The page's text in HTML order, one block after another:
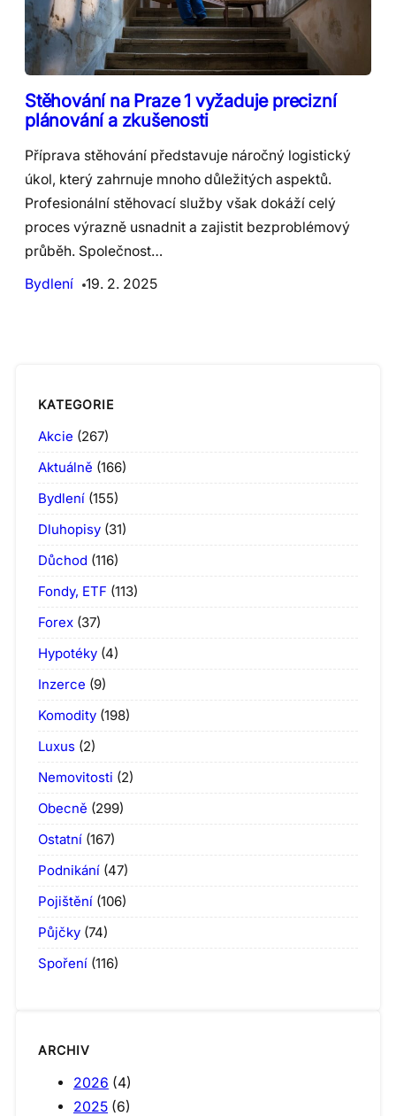
Stěhování na Praze 1 vyžaduje precizní
plánování a zkušenosti
Příprava stěhování představuje náročný logistický
úkol, který zahrnuje mnoho důležitých aspektů.
Profesionální stěhovací služby však dokáží celý
proces výrazně usnadnit a zajistit bezproblémový
průběh. Společnost…
Bydlení
19. 2. 2025
KATEGORIE
Akcie (267)
Aktuálně (166)
Bydlení (155)
Dluhopisy (31)
Důchod (116)
Fondy, ETF (113)
Forex (37)
Hypotéky (4)
Inzerce (9)
Komodity (198)
Luxus (2)
Nemovitosti (2)
Obecně (299)
Ostatní (167)
Podnikání (47)
Pojištění (106)
Půjčky (74)
Spoření (116)
ARCHIV
2026 (4)
2025 (6)